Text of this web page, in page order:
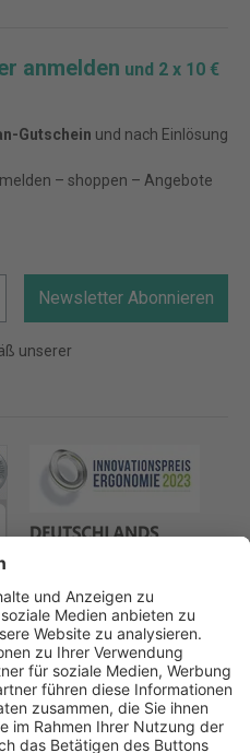
anmelden und 2 x 10 €
Gutschein und nach Einlösung
– shoppen – Angebote
Newsletter Abonnieren
unserer